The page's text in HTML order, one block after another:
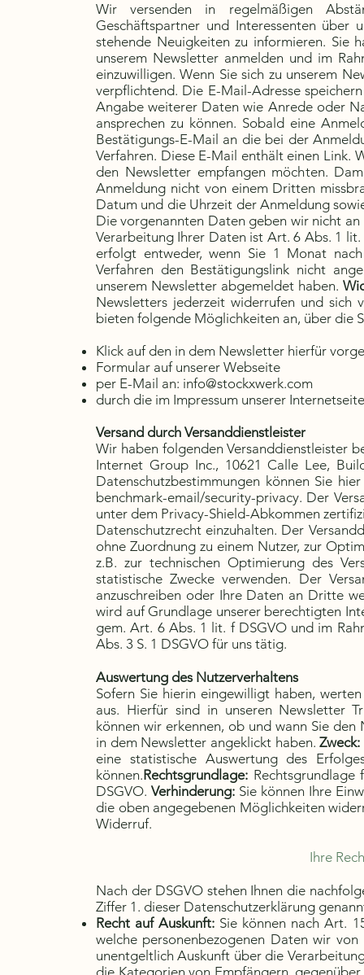
Wir versenden in regelmäßigen
Geschäftspartner und Interessenten über
stehende Neuigkeiten zu informieren. Sie
unserem Newsletter anmelden und im
einzuwilligen. Wenn Sie sich zu unserem
verpflichtend. Die E-Mail-Adresse
Angabe weiterer Daten wie Anrede oder
ansprechen zu können. Sobald eine
Bestätigungs-E-Mail an die bei der
Verfahren. Diese E-Mail enthält einen Link.
den Newsletter empfangen möchten.
Anmeldung nicht von einem Dritten
Datum und die Uhrzeit der Anmeldung
Die vorgenannten Daten geben wir nicht
Verarbeitung Ihrer Daten ist Art. 6 Abs. 1
erfolgt entweder, wenn Sie 1 Monat
Verfahren den Bestätigungslink nicht
unserem Newsletter abgemeldet haben.
Newsletters jederzeit widerrufen und sich
bieten folgende Möglichkeiten an, über die
Klick auf den in dem Newsletter hierfür
Formular auf unserer Webseite
per E-Mail an: info@stockxwerk.com
durch die im Impressum unserer
Versand durch Versanddienstleister
Wir haben folgenden Versanddienstleister
Internet Group Inc., 10621 Calle Lee,
Datenschutzbestimmungen können Sie
benchmark-email/security-privacy. Der
unter dem Privacy-Shield-Abkommen
Datenschutzrecht einzuhalten. Der
ohne Zuordnung zu einem Nutzer, zur
z.B. zur technischen Optimierung des
statistische Zwecke verwenden. Der
anzuschreiben oder Ihre Daten an Dritte
wird auf Grundlage unserer berechtigten
gem. Art. 6 Abs. 1 lit. f DSGVO und im
Abs. 3 S. 1 DSGVO für uns tätig.
Auswertung des Nutzerverhaltens
Sofern Sie hierin eingewilligt haben,
aus. Hierfür sind in unseren Newsletter
können wir erkennen, ob und wann Sie
in dem Newsletter angeklickt haben.Zweck:
eine statistische Auswertung des
können.Rechtsgrundlage:
DSGVO.Verhinderung: Sie können Ihre
die oben angegebenen Möglichkeiten
Widerruf.
Ihre
Nach der DSGVO stehen Ihnen die
Ziffer 1. dieser Datenschutzerklärung
Recht auf Auskunft: Sie können nach Art.
welche personenbezogenen Daten wir
unentgeltlich Auskunft über die
die Kategorien von Empfängern,